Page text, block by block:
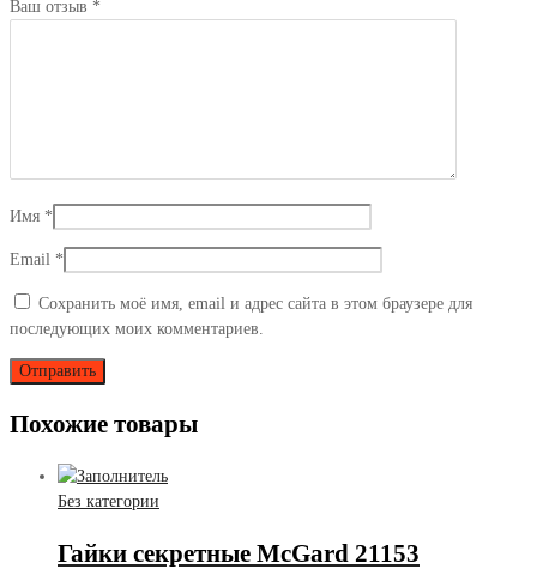
Ваш отзыв *
Имя *
Email *
Сохранить моё имя, email и адрес сайта в этом браузере для
последующих моих комментариев.
Похожие товары
Без категории
Гайки секретные McGard 21153